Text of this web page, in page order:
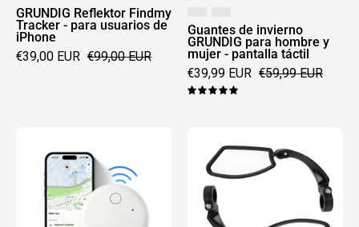
iPhone
GRUNDIG Reflektor Findmy
Tracker - para usuarios de
iPhone
€39,00 EUR €99,00 EUR
pantalla
táctil
Guantes de invierno
GRUNDIG para hombre y
mujer - pantalla táctil
€39,99 EUR €59,99 EUR
5.0
Findmy
Tracker
-
Nuevo
espejo
retrovisor